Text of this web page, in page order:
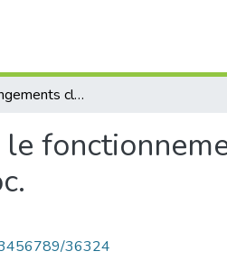
Impact des changements climatiques sur le fonctionnement du système fuviatile de l'oued loukous, Arache, Maroc.
36324